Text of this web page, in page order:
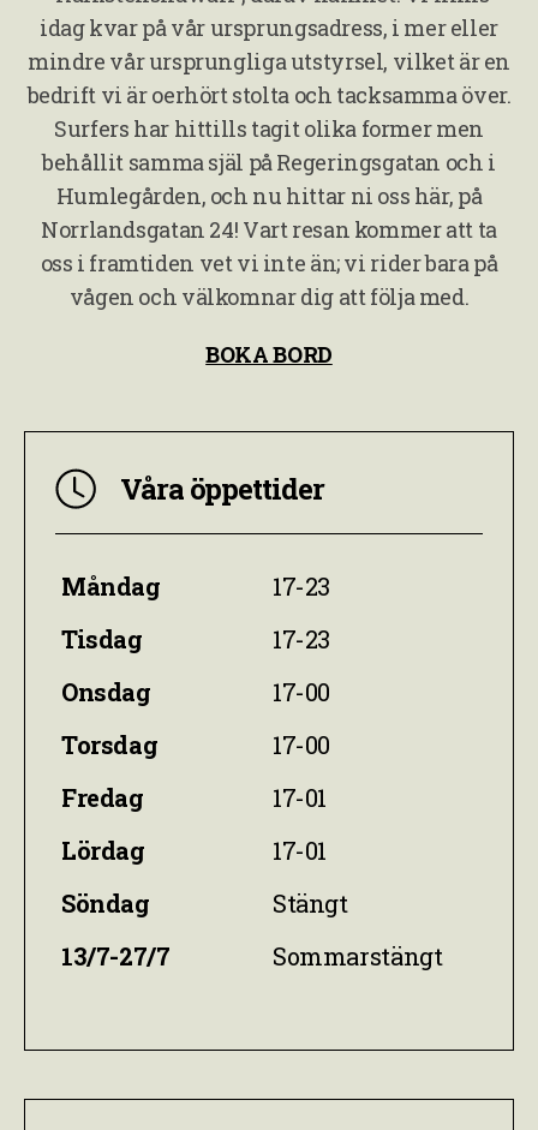
idag kvar på vår ursprungsadress, i mer eller
mindre vår ursprungliga utstyrsel, vilket är en
bedrift vi är oerhört stolta och tacksamma över.
Surfers har hittills tagit olika former men
behållit samma själ på Regeringsgatan och i
Humlegården, och nu hittar ni oss här, på
Norrlandsgatan 24! Vart resan kommer att ta
oss i framtiden vet vi inte än; vi rider bara på
vågen och välkomnar dig att följa med.
BOKA BORD
Våra öppettider
Måndag
17-23
Tisdag
17-23
Onsdag
17-00
Torsdag
17-00
Fredag
17-01
Lördag
17-01
Söndag
Stängt
13/7-27/7
Sommarstängt